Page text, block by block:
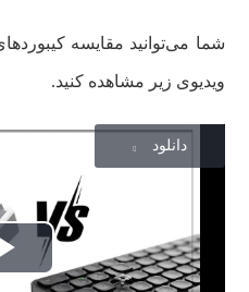
ویدیوی زیر مشاهده کنید.
دانلود